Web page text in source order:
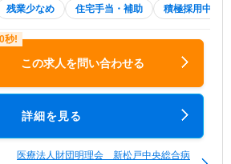
残業少なめ 住宅手当・補助 積極採用中
この求人を問い合わせる
詳細を見る
医療法人財団明理会 新松戸中央総合病